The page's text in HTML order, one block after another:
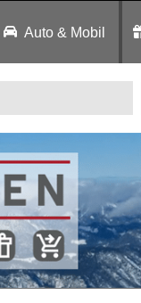
Auto & Mobil